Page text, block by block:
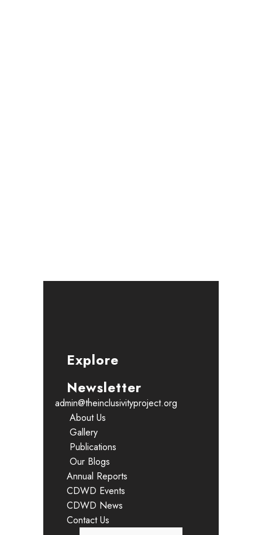
Explore
Newsletter
admin@theinclusivityproject.org
About Us
Gallery
Publications
Our Blogs
Annual Reports
CDWD Events
CDWD News
Contact Us